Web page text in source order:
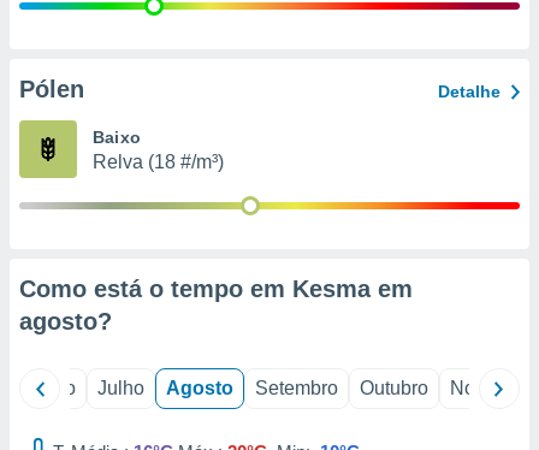
e
de
Pólen Detalhe
Baixo
Relva (18 #/m³)
Como está o tempo em Kesma em
agosto?
Junho Julho Agosto Setembro Outubro Novembro